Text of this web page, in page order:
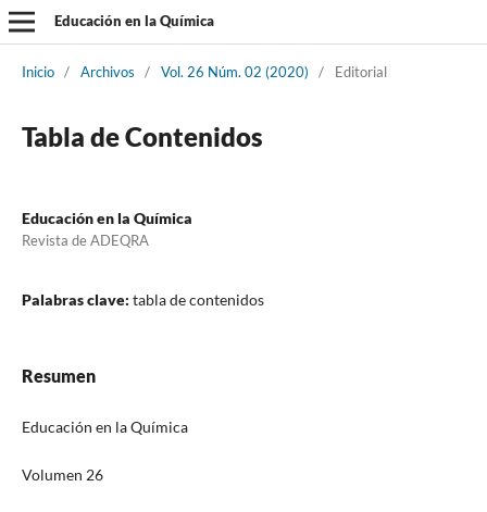
Educación en la Química
Inicio / Archivos / Vol. 26 Núm. 02 (2020) / Editorial
Tabla de Contenidos
Educación en la Química
Revista de ADEQRA
Palabras clave: tabla de contenidos
Resumen
Educación en la Química
Volumen 26